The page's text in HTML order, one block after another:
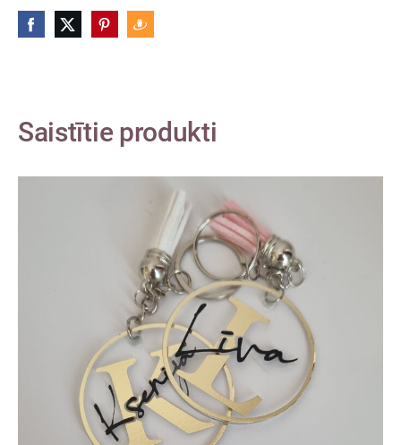
Saistītie produkti